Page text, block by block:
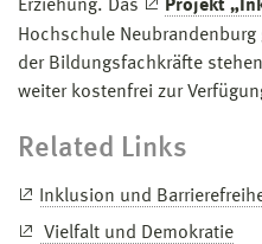
Erziehung. Das Projekt
Hochschule
der Bildungsfachkräfte
weiter kostenfrei zur
Related Links
Inklusion und
Vielfalt und Demokratie